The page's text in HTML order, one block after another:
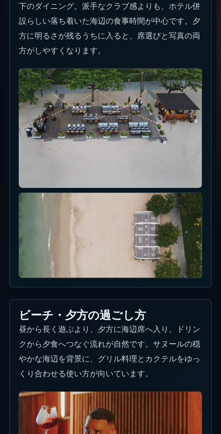
下のダイニング。派手なクラブ感よりも、ホテル併
設らしい落ち着いた海辺の食事時間が中心です。夕
方に明るさが残るうちに入ると、席選びと写真の両
方がしやすくなります。
ビーチ・夕方の過ごし方
昼から長く遊ぶより、夕方に海辺席へ入り、ドリン
クから夕食へつなぐ流れが自然です。サヌールの穏
やかな海辺を背景に、グリル料理とカクテルをゆっ
くり合わせる使い方が向いています。